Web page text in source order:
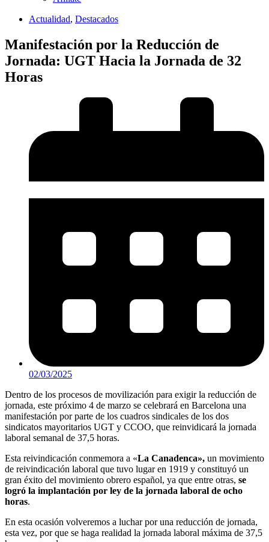
Actualidad, Destacados
Manifestación por la Reducción de
Jornada: UGT Hacia la Jornada de 32
Horas
02/03/2025
Dentro de los procesos de movilización para exigir la reducción de
jornada, este próximo 4 de marzo se celebrará en Barcelona una
manifestación por parte de los cuadros sindicales de los dos
sindicatos mayoritarios UGT y CCOO, que reinvidicará la jornada
laboral semanal de 37,5 horas.
Esta reivindicación conmemora a «La Canadenca», un movimiento
de reivindicación laboral que tuvo lugar en 1919 y constituyó un
gran éxito del movimiento obrero español, ya que entre otras, se
logró la implantación por ley de la jornada laboral de ocho
horas.
En esta ocasión volveremos a luchar por una reducción de jornada,
esta vez, por que se haga realidad la jornada laboral máxima de 37,5